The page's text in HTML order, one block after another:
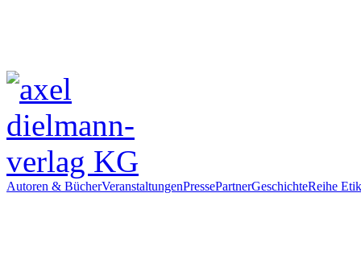
Autoren & BücherVeranstaltungenPressePartnerGeschichteReihe